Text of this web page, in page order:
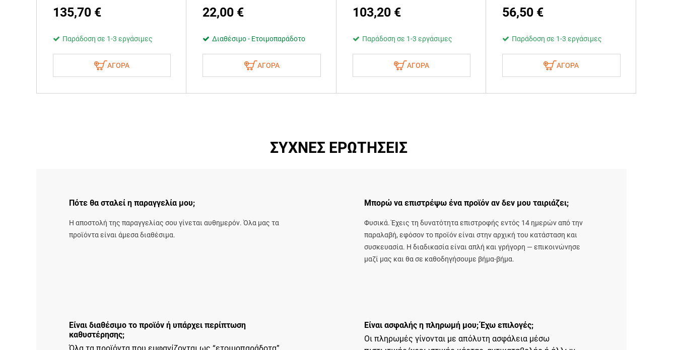
135,70 €
Παράδοση σε 1-3 εργάσιμες
ΑΓΟΡΑ
22,00 €
Διαθέσιμο - Ετοιμοπαράδοτο
ΑΓΟΡΑ
103,20 €
Παράδοση σε 1-3 εργάσιμες
ΑΓΟΡΑ
56,50 €
Παράδοση σε 1-3 εργάσιμες
ΑΓΟΡΑ
ΣΥΧΝΈΣ ΕΡΩΤΉΣΕΙΣ
Πότε θα σταλεί η παραγγελία μου;
Η αποστολή της παραγγελίας σου γίνεται αυθημερόν. Όλα μας τα
προϊόντα είναι άμεσα διαθέσιμα.
Μπορώ να επιστρέψω ένα προϊόν αν δεν μου ταιριάζει;
Φυσικά. Έχεις τη δυνατότητα επιστροφής εντός 14 ημερών από την
παραλαβή, εφόσον το προϊόν είναι στην αρχική του κατάσταση και
συσκευασία. Η διαδικασία είναι απλή και γρήγορη — επικοινώνησε
μαζί μας και θα σε καθοδηγήσουμε βήμα-βήμα.
Είναι διαθέσιμο το προϊόν ή υπάρχει περίπτωση
καθυστέρησης;
Είναι ασφαλής η πληρωμή μου; Έχω επιλογές;
Οι πληρωμές γίνονται με απόλυτη ασφάλεια μέσω